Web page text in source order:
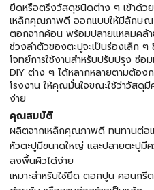
ยึดหรือตรึงวัสดุชนิดต่าง ๆ เข้าด้
เหล็กคุณภาพดี ออกแบบให้มีลักษณ
ตอกจากค้อน พร้อมปลายแหลมคล้า
ช่วงลำตัวของตะปูจะเป็นร่องเล็ก
โจทย์การใช้งานสำหรับปรับปรุง ซ่อ
DIY ต่าง ๆ ได้หลากหลายตามต้อง
โรงงาน ให้คุณมั่นใจขณะใช้ว่าวัสดุ
ง่าย
คุณสมบัติ
ผลิตจากเหล็กคุณภาพดี ทนทานต่อ
หัวตะปูมีขนาดใหญ่ และปลายตะปูมี
ลงพื้นผิวได้ง่าย
เหมาะสำหรับใช้ยึด ตอกปูน คอนก